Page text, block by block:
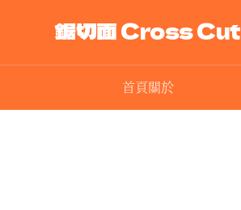
鋸切面 Cross Cut
首頁關於